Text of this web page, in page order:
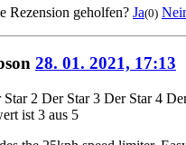
Rezension geholfen? Ja(0)
28. 01. 2021, 17:13
Star 2 Der Star 3 Der Star 4
ist 3 aus 5